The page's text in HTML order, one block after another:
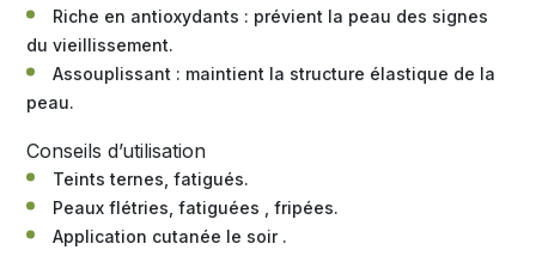
Riche en antioxydants : prévient la peau des signes
du vieillissement.
Assouplissant : maintient la structure élastique de la
peau.
Conseils d’utilisation
Teints ternes, fatigués.
Peaux flétries, fatiguées , fripées.
Application cutanée le soir .